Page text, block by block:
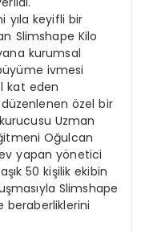
yıla keyifli bir
Slimshape Kilo
kurumsal
ivmesi
kat eden
düzenlenen özel bir
Uzman
Oğulcan
yapan yönetici
50 kişilik ekibin
Slimshape
beraberliklerini